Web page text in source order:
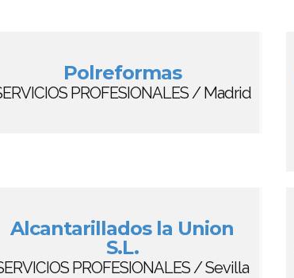
Polreformas
PROFESIONALES / Madrid
Alcantarillados la Union
S.L.
PROFESIONALES / Sevilla